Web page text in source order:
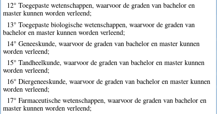
12° Toegepaste wetenschappen, waarvoor de graden van bachelor en
master kunnen worden verleend;
13° Toegepaste biologische wetenschappen, waarvoor de graden van
bachelor en master kunnen worden verleend;
14° Geneeskunde, waarvoor de graden van bachelor en master kunnen
worden verleend;
15° Tandheelkunde, waarvoor de graden van bachelor en master kunnen
worden verleend;
16° Diergeneeskunde, waarvoor de graden van bachelor en master kunnen
worden verleend;
17° Farmaceutische wetenschappen, waarvoor de graden van bachelor en
master kunnen worden verleend;